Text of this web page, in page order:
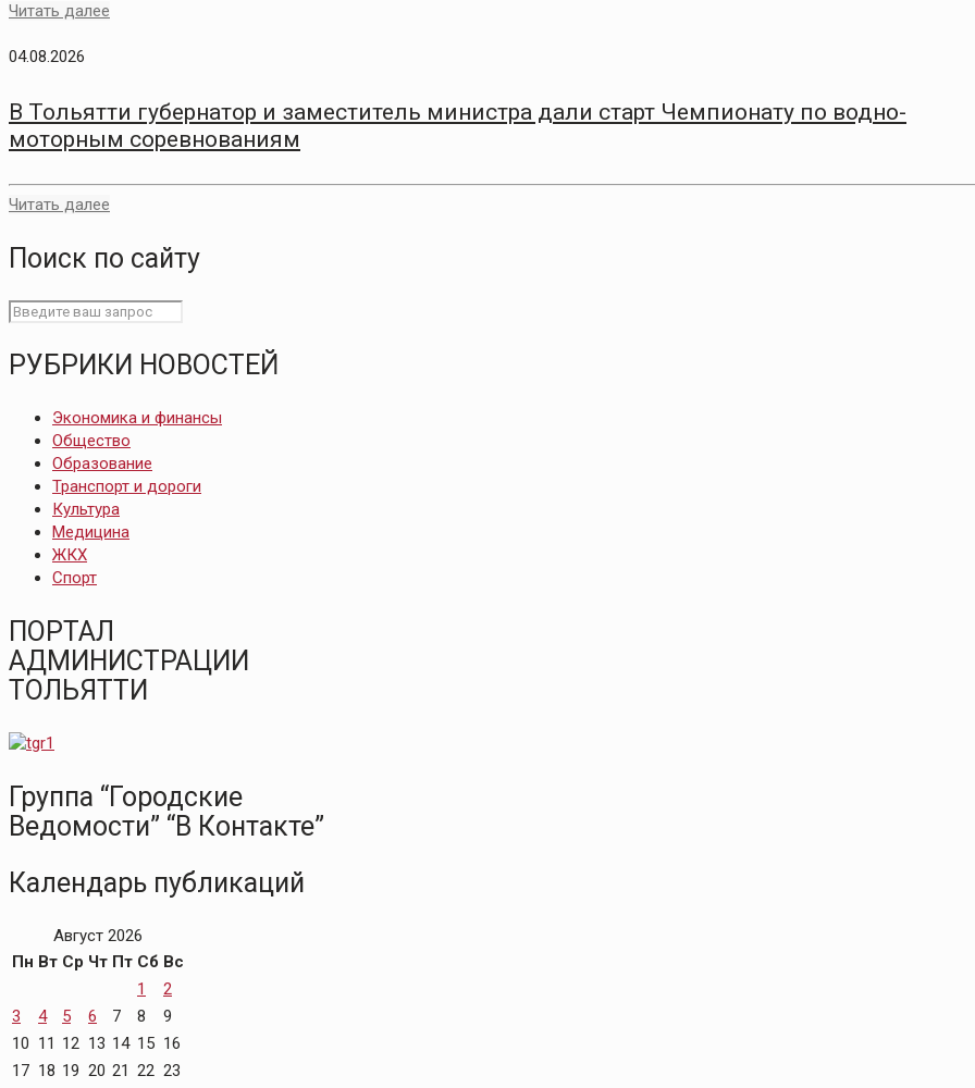
Читать далее
04.08.2026
В Тольятти губернатор и заместитель министра дали старт Чемпионату по водно-
моторным соревнованиям
Читать далее
Поиск по сайту
РУБРИКИ НОВОСТЕЙ
Экономика и финансы
Общество
Образование
Транспорт и дороги
Культура
Медицина
ЖКХ
Спорт
ПОРТАЛ
АДМИНИСТРАЦИИ
ТОЛЬЯТТИ
Группа “Городские
Ведомости” “В Контакте”
Календарь публикаций
Август 2026
Пн Вт Ср Чт Пт Сб Вс
1
2
3
4 5 6 7 8
9
10 11 12 13 14 15 16
17 18 19 20 21 22 23